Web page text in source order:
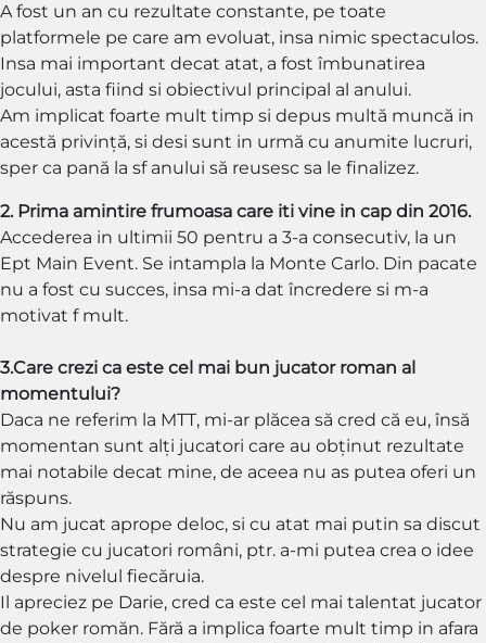
A fost un an cu rezultate constante, pe toate
platformele pe care am evoluat, insa nimic spectaculos.
Insa mai important decat atat, a fost îmbunatirea
jocului, asta fiind si obiectivul principal al anului.
Am implicat foarte mult timp si depus multă muncă in
acestă privință, si desi sunt in urmă cu anumite lucruri,
sper ca pană la sf anului să reusesc sa le finalizez.
2. Prima amintire frumoasa care iti vine in cap din 2016.
Accederea in ultimii 50 pentru a 3-a consecutiv, la un
Ept Main Event. Se intampla la Monte Carlo. Din pacate
nu a fost cu succes, insa mi-a dat încredere si m-a
motivat f mult.
3.Care crezi ca este cel mai bun jucator roman al
momentului?
Daca ne referim la MTT, mi-ar plăcea să cred că eu, însă
momentan sunt alți jucatori care au obținut rezultate
mai notabile decat mine, de aceea nu as putea oferi un
răspuns.
Nu am jucat aprope deloc, si cu atat mai putin sa discut
strategie cu jucatori români, ptr. a-mi putea crea o idee
despre nivelul fiecăruia.
Il apreciez pe Darie, cred ca este cel mai talentat jucator
de poker romăn. Fără a implica foarte mult timp in afara